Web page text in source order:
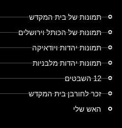
תמונות של בית המקדש
תמונות של הכותל וירושלים
תמונות יהדות ויודאיקה
תמונות יהדות מלבניות
12 השבטים
זכר לחורבן בית המקדש
האש שלי